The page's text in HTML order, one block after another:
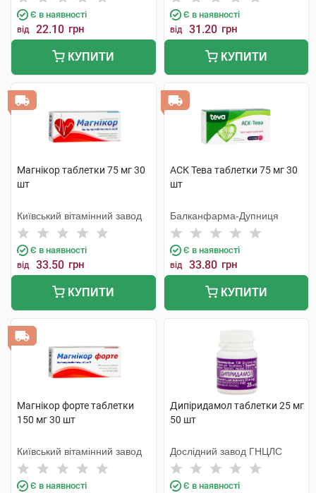
Є в наявності
від 22.10 грн
КУПИТИ
Є в наявності
від 31.20 грн
КУПИТИ
Магнікор таблетки 75 мг 30
шт
Київський вітамінний завод
Є в наявності
від 33.50 грн
КУПИТИ
АСК Тева таблетки 75 мг 30
шт
Балканфарма-Дупниця
Є в наявності
від 33.80 грн
КУПИТИ
Магнікор форте таблетки
150 мг 30 шт
Київський вітамінний завод
Є в наявності
Дипіридамол таблетки 25 мг
50 шт
Дослідний завод ГНЦЛС
Є в наявності